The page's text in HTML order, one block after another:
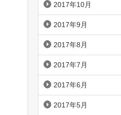
2017年10月
2017年9月
2017年8月
2017年7月
2017年6月
2017年5月